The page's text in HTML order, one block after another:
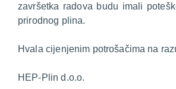
završetka radova budu imali
prirodnog plina.
Hvala cijenjenim potrošačima na
HEP-Plin d.o.o.